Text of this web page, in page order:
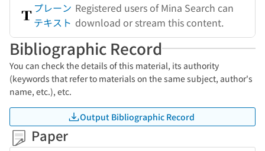
プレーン
テキスト
Registered users of Mina Search can
download or stream this content.
Bibliographic Record
You can check the details of this material, its authority
(keywords that refer to materials on the same subject, author's
name, etc.), etc.
Output Bibliographic Record
Paper